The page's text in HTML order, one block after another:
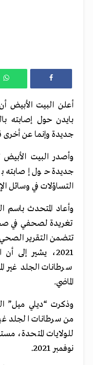
أعلن البيت الأبيض
بايدن حول إصابته
جديدة وإنما عن
وأصدر البيت
جديدة حول إصابته
التساؤلات في وسائل
وأعاد المتحدث باسم
تغريدة لصحفي في
تتضمن التقرير
2021، يشير إلى
سرطانات الجلد غير
الماضي.
وذكرت “ديلي ميل”
من سرطانات الجلد
للولايات المتحدة،
نوفمبر 2021.